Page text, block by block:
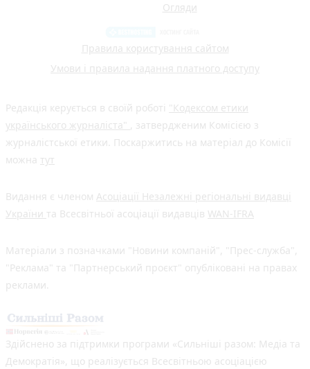
Огляди
Правила користування сайтом
Умови і правила надання платного доступу
Редакція керується в своїй роботі "Кодексом етики
українського журналіста" , затвердженим Комісією з
журналістської етики. Поскаржитись на матеріал до Комісії
можна тут
Видання є членом Асоціації Незалежні регіональні видавці
України та Всесвітньої асоціації видавців WAN-IFRA
Матеріали з позначками "Новини компаній", "Прес-служба",
"Реклама" та "Партнерський проєкт" опубліковані на правах
реклами.
Здійснено за підтримки програми «Сильніші разом: Медіа та
Демократія», що реалізується Всесвітньою асоціацією